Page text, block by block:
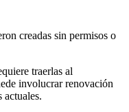
creadas sin permisos o
traerlas al
involucrar renovación
actuales.